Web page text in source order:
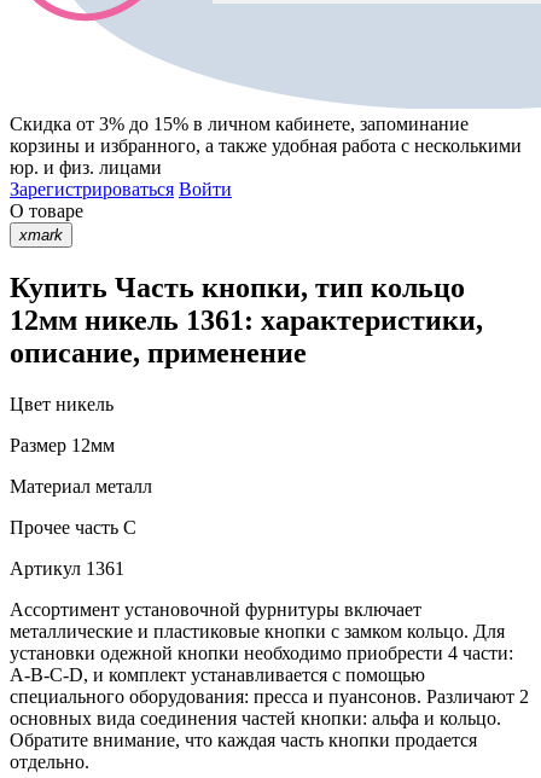
Скидка от 3% до 15% в личном кабинете, запоминание
корзины и избранного, а также удобная работа с несколькими
юр. и физ. лицами
Зарегистрироваться Войти
О товаре
xmark
Купить Часть кнопки, тип кольцо
12мм никель 1361: характеристики,
описание, применение
Цвет никель
Размер 12мм
Материал металл
Прочее часть С
Артикул 1361
Ассортимент установочной фурнитуры включает
металлические и пластиковые кнопки с замком кольцо. Для
установки одежной кнопки необходимо приобрести 4 части:
A-B-C-D, и комплект устанавливается с помощью
специального оборудования: пресса и пуансонов. Различают 2
основных вида соединения частей кнопки: альфа и кольцо.
Обратите внимание, что каждая часть кнопки продается
отдельно.